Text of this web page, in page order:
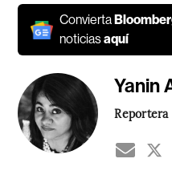
Convierta
noticiasaquí
Yanin